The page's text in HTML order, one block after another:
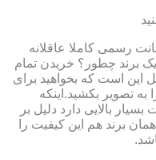
رسمی کاملا عاقلانه
یک برند چطور؟ خریدن تمام
این است که بخواهید برای
به تصویر بکشید.اینکه
بالایی دارد دلیل بر
برند هم این کیفیت را